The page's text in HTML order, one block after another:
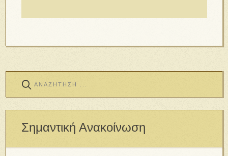
Σημαντική Ανακοίνωση